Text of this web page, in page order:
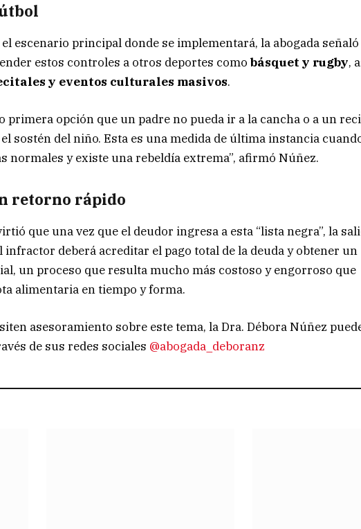
escenario principal donde se implementará, la abogada
estos controles a otros deportes como básquet y rugby,
y eventos culturales masivos.
primera opción que un padre no pueda ir a la cancha o a un
sostén del niño. Esta es una medida de última instancia
normales y existe una rebeldía extrema”, afirmó Núñez.
retorno rápido
que una vez que el deudor ingresa a esta “lista negra”, la
infractor deberá acreditar el pago total de la deuda y obtener un
un proceso que resulta mucho más costoso y engorroso que
alimentaria en tiempo y forma.
asesoramiento sobre este tema, la Dra. Débora Núñez
de sus redes sociales @abogada_deboranz